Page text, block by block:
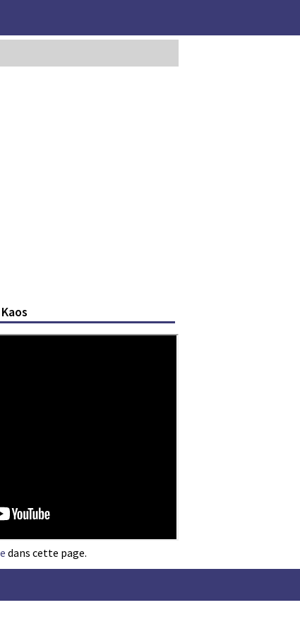
dans cette page.